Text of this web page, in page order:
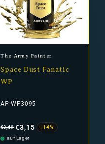
Anbieter:
The Army Painter
Space Dust Fanatic
WP
AP-WP3095
Preis
€3,69 €3,15
-14%
auf Lager